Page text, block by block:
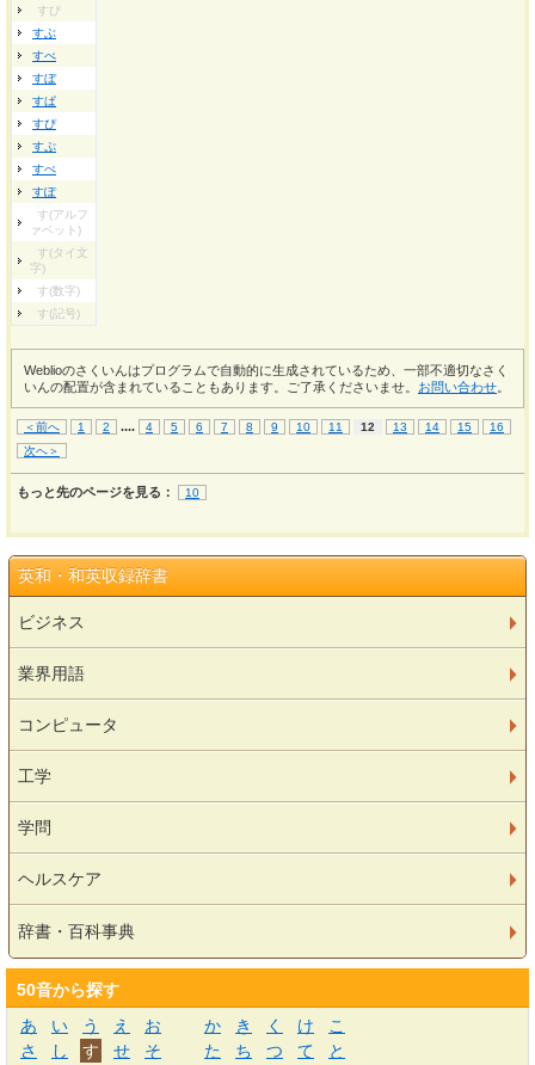
すび
すぶ
すべ
すぼ
すぱ
すぴ
すぷ
すぺ
すぽ
す(アルフ
ァベット)
す(タイ文
字)
す(数字)
す(記号)
Weblioのさくいんはプログラムで自動的に生成されているため、一部不適切なさく
いんの配置が含まれていることもあります。ご了承くださいませ。 お問い合わせ
＜前へ 1 2 .... 4 5 6 7 8 9 10 11 12 13 14 15
16
次へ＞
もっと先のページを見る： 10
英和・和英収録辞書
ビジネス
業界用語
コンピュータ
工学
学問
ヘルスケア
辞書・百科事典
50音から探す
あ
い う え お か き く け
こ
さ
し す せ そ た ち つ て と